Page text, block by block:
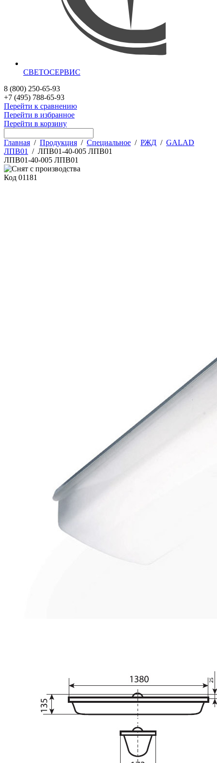
СВЕТОСЕРВИС
8 (800) 250-65-93
+7 (495) 788-65-93
Перейти к сравнению
Перейти в избранное
Перейти в корзину
Главная / Продукция / Специальное / РЖД / GALAD
ЛПВ01
/ ЛПВ01-40-005 ЛПВ01
ЛПВ01-40-005 ЛПВ01
Код 01181